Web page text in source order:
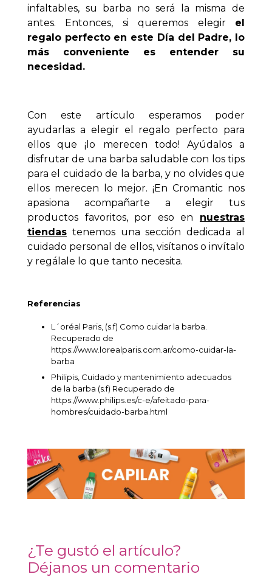
infaltables, su barba no será la misma de
antes. Entonces, si queremos elegir el
regalo perfecto en este Día del Padre, lo
más conveniente es entender su
necesidad.
Con este artículo esperamos poder
ayudarlas a elegir el regalo perfecto para
ellos que ¡lo merecen todo! Ayúdalos a
disfrutar de una barba saludable con los tips
para el cuidado de la barba, y no olvides que
ellos merecen lo mejor. ¡En Cromantic nos
apasiona acompañarte a elegir tus
productos favoritos, por eso en nuestras
tiendas tenemos una sección dedicada al
cuidado personal de ellos, visítanos o invítalo
y regálale lo que tanto necesita.
Referencias
L´oréal Paris, (s.f) Como cuidar la barba.
Recuperado de
https://www.lorealparis.com.ar/como-cuidar-la-
barba
Philipis, Cuidado y mantenimiento adecuados
de la barba (s.f) Recuperado de
https://www.philips.es/c-e/afeitado-para-
hombres/cuidado-barba.html
¿Te gustó el artículo?
Déjanos un comentario